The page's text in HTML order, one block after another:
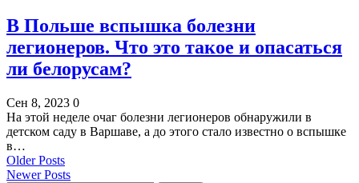
В Польше вспышка болезни
легионеров. Что это такое и опасаться
ли белорусам?
Сен 8, 2023 0
На этой неделе очаг болезни легионеров обнаружили в
детском саду в Варшаве, а до этого стало известно о вспышке
в…
Older Posts
Newer Posts